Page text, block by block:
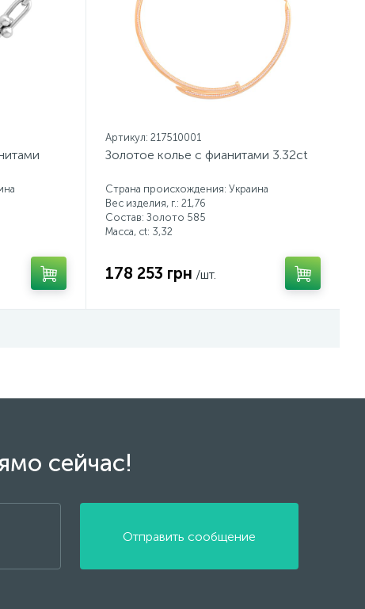
Артикул: 217510001
Золотое колье с фианитами 3.32ct
Страна происхождения: Украина
Вес изделия, г.: 21,76
Состав: Золото 585
Масса, ct: 3,32
178 253 грн /шт.
сейчас!
Отправить сообщение